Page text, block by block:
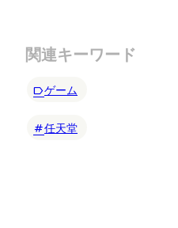
関連キーワード
ゲーム
任天堂